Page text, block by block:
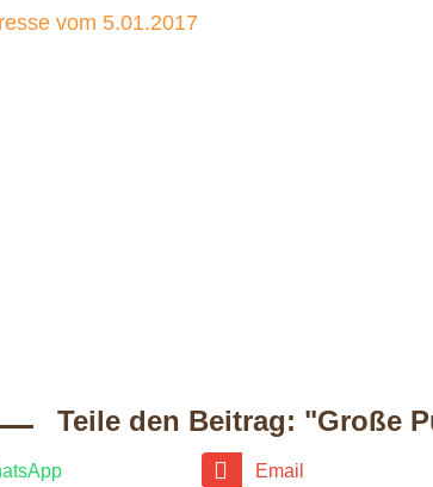
vom 5.01.2017
Teile den Beitrag: "Große
Email